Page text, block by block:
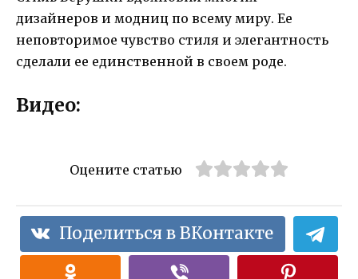
дизайнеров и модниц по всему миру. Ее
неповторимое чувство стиля и элегантность
сделали ее единственной в своем роде.
Видео:
Оцените статью
Поделиться в ВКонтакте